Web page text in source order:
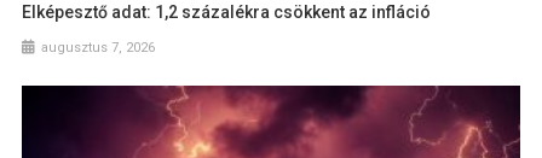
Elképesztő adat: 1,2 százalékra csökkent az infláció
augusztus 7, 2026